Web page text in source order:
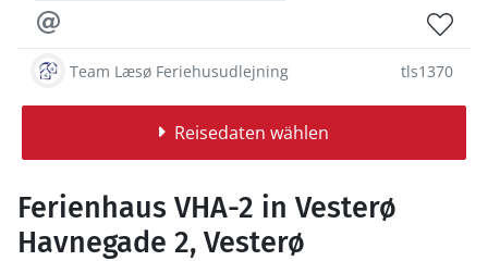
Team Læsø Feriehusudlejning tls1370
Reisedaten wählen
Ferienhaus VHA-2 in Vesterø
Havnegade 2, Vesterø